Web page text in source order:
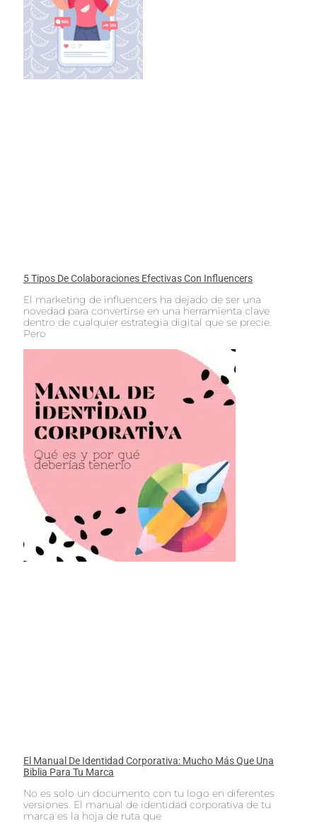
5 Tipos De Colaboraciones Efectivas Con Influencers
El marketing de influencers ha dejado de ser una
novedad para convertirse en una herramienta clave
dentro de cualquier estrategia digital que se precie.
Pero
El Manual De Identidad Corporativa: Mucho Más Que Una
Biblia Para Tu Marca
No es solo un documento con tu logo en diferentes
versiones. El manual de identidad corporativa de tu
marca es la hoja de ruta que